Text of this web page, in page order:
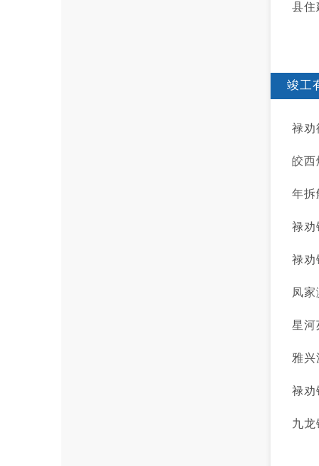
县住
竣工
禄劝
皎西
年拆
禄劝
禄劝
凤
星河
雅
禄劝
九